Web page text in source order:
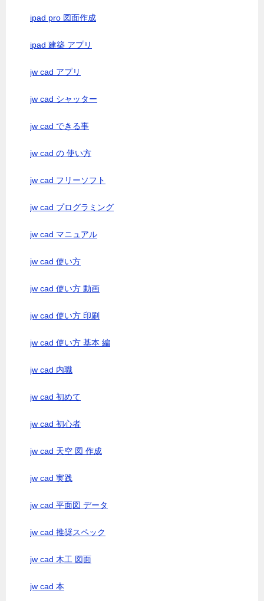
ipad pro 図面作成
ipad 建築 アプリ
jw cad アプリ
jw cad シャッター
jw cad できる事
jw cad の 使い方
jw cad フリーソフト
jw cad プログラミング
jw cad マニュアル
jw cad 使い方
jw cad 使い方 動画
jw cad 使い方 印刷
jw cad 使い方 基本 編
jw cad 内職
jw cad 初めて
jw cad 初心者
jw cad 天空 図 作成
jw cad 実践
jw cad 平面図 データ
jw cad 推奨スペック
jw cad 木工 図面
jw cad 本